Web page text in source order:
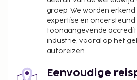
groep. We worden
expertise en
toonaangevende
industrie, vooral op het
autoreizen.
Eenvoudige